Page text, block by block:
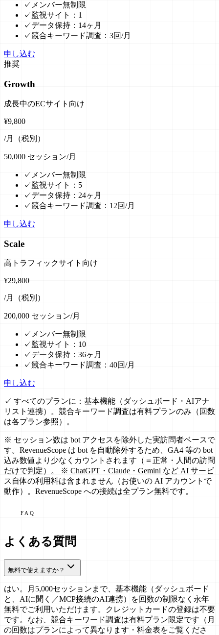
✓ メンバー無制限
✓監視サイト：1
✓データ保持：14ヶ月
✓競合キーワード調査：3回/月
申し込む
推奨
Growth
成長中のECサイト向け
¥9,800
/月（税別）
50,000 セッション/月
✓ メンバー無制限
✓監視サイト：5
✓データ保持：24ヶ月
✓競合キーワード調査：12回/月
申し込む
Scale
高トラフィックサイト向け
¥29,800
/月（税別）
200,000 セッション/月
✓ メンバー無制限
✓監視サイト：10
✓データ保持：36ヶ月
✓競合キーワード調査：40回/月
申し込む
✓ すべてのプランに：基本機能（ダッシュボード・AIアナ
リスト連携）。競合キーワード調査は有料プランのみ（回数
は各プラン参照）。
※ セッション数は bot アクセスを除外した実訪問者ベースで
す。RevenueScope は bot を自動除外するため、GA4 等の bot
込み数値より少なくカウントされます（＝正常・人間の訪問
だけで判定）。 ※ ChatGPT・Claude・Gemini など AI サービ
ス自体の利用料は含まれません（お使いの AI アカウントで
動作）。RevenueScope への接続は全プラン無料です。
FAQ
よくある質問
無料で使えますか？
はい。月5,000セッションまで、基本機能（ダッシュボード
と、AIに聞く／MCP接続のAI連携）を回数の制限なく永年
無料でご利用いただけます。クレジットカードの登録は不要
です。なお、競合キーワード調査は有料プラン限定です（月
の回数はプランによって異なります・料金表をご覧くださ